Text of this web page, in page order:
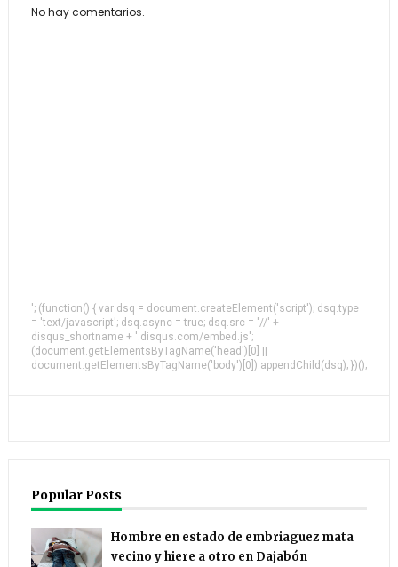
No hay comentarios.
'; (function() { var dsq = document.createElement('script'); dsq.type
= 'text/javascript'; dsq.async = true; dsq.src = '//' +
disqus_shortname + '.disqus.com/embed.js';
(document.getElementsByTagName('head')[0] ||
document.getElementsByTagName('body')[0]).appendChild(dsq); })();
Popular Posts
Hombre en estado de embriaguez mata
vecino y hiere a otro en Dajabón